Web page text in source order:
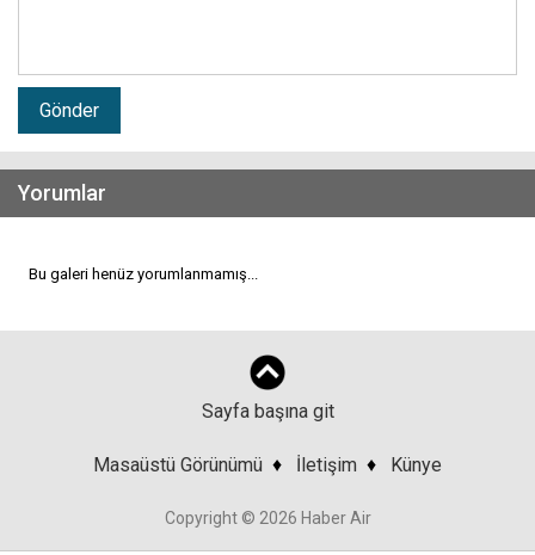
Gönder
Yorumlar
Bu galeri henüz yorumlanmamış...
Sayfa başına git
Masaüstü Görünümü ♦ İletişim ♦ Künye
Copyright © 2026 Haber Air